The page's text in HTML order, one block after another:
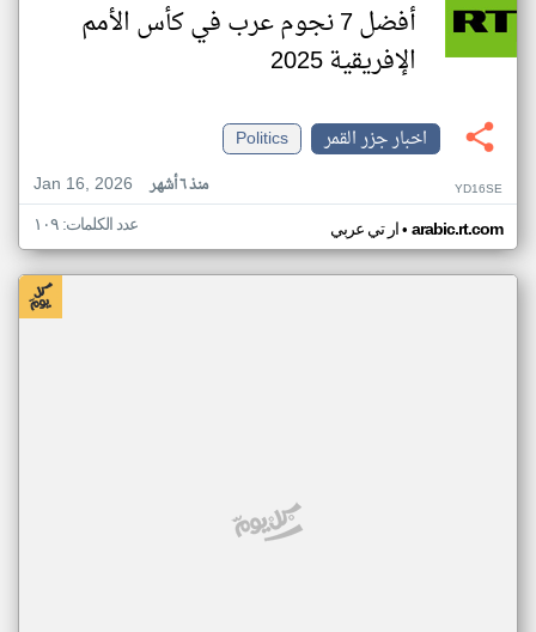
أفضل 7 نجوم عرب في كأس الأمم
الإفريقية 2025
اخبار جزر القمر
Politics
Jan 16, 2026
منذ ٦ أشهر YD16SE
ار تي عربي• arabic.rt.com عدد الكلمات: ١٠٩